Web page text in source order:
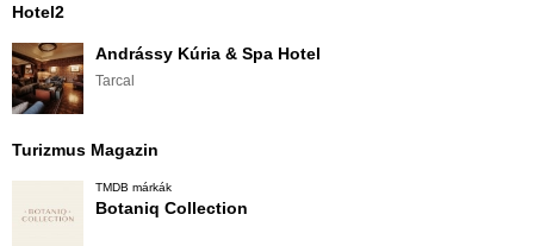
Hotel2
Andrássy Kúria & Spa Hotel
Tarcal
Turizmus Magazin
TMDB márkák
Botaniq Collection